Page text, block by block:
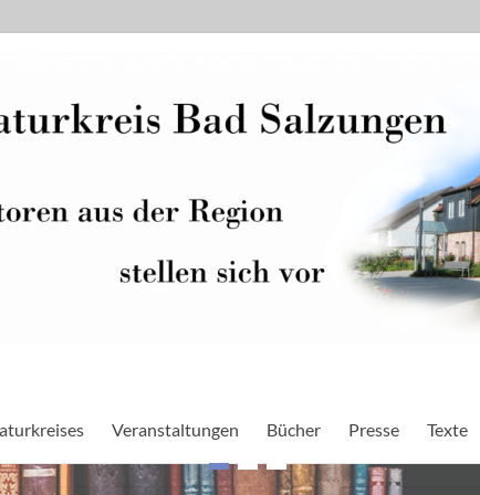
Veranstaltungen Bücher Presse Texte